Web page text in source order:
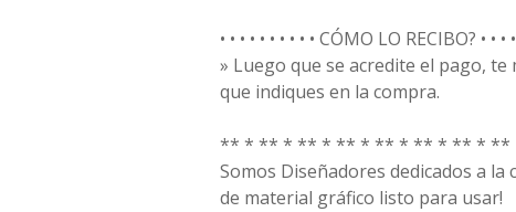
• • • • • • • • • • CÓMO LO RECIBO? • • • •
» Luego que se acredite el pago, te
que indiques en la compra.
** * ** * ** * ** * ** * ** * ** * **
Somos Diseñadores dedicados a
de material gráfico listo para usar!